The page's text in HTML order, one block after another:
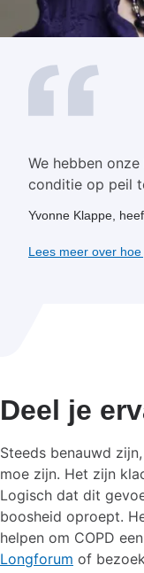
We hebben
conditie op peil
Yvonne Klappe,
Lees meer over
Deel je
Steeds benauwd
moe zijn. Het zijn
Logisch dat dit
boosheid oproept.
helpen om COPD
Longforum of